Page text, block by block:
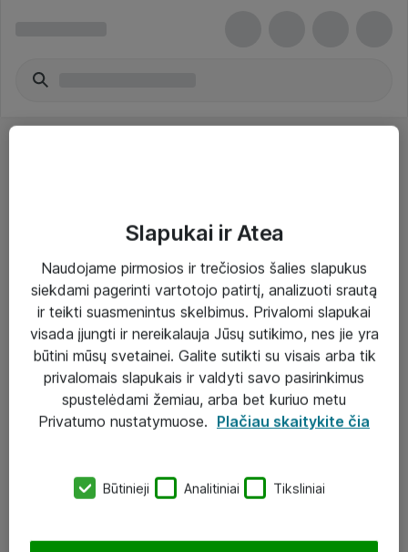
Paslaugos
Sprendimai
Įgyvendinti projektai
Atea ekspertų patarimai verslui
eShop@atea.lt
Slapukai ir Atea
Naudojame pirmosios ir trečiosios šalies slapukus
siekdami pagerinti vartotojo patirtį, analizuoti srautą
ir teikti suasmenintus skelbimus. Privalomi slapukai
visada įjungti ir nereikalauja Jūsų sutikimo, nes jie yra
būtini mūsų svetainei. Galite sutikti su visais arba tik
privalomais slapukais ir valdyti savo pasirinkimus
spustelėdami žemiau, arba bet kuriuo metu
Privatumo nustatymuose. Plačiau skaitykite čia
Būtinieji Analitiniai Tiksliniai